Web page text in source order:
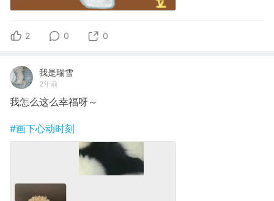
2 0 0
我是瑞雪
2年前
我怎么这么幸福呀～
#画下心动时刻